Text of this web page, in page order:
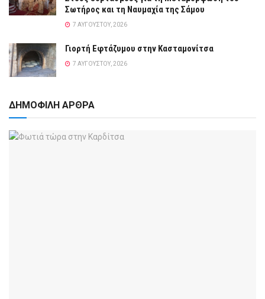
Σωτήρος και τη Ναυμαχία της Σάμου
7 ΑΥΓΟΎΣΤΟΥ, 2026
Γιορτή Εφτάζυμου στην Κασταμονίτσα
7 ΑΥΓΟΎΣΤΟΥ, 2026
ΔΗΜΟΦΙΛΗ ΑΡΘΡΑ